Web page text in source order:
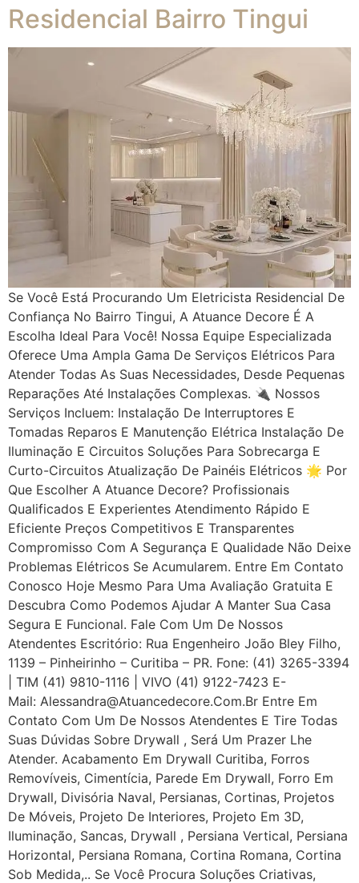
Residencial Bairro Tingui
Se Você Está Procurando Um Eletricista Residencial De
Confiança No Bairro Tingui, A Atuance Decore É A
Escolha Ideal Para Você! Nossa Equipe Especializada
Oferece Uma Ampla Gama De Serviços Elétricos Para
Atender Todas As Suas Necessidades, Desde Pequenas
Reparações Até Instalações Complexas. 🔌 Nossos
Serviços Incluem: Instalação De Interruptores E
Tomadas Reparos E Manutenção Elétrica Instalação De
Iluminação E Circuitos Soluções Para Sobrecarga E
Curto-Circuitos Atualização De Painéis Elétricos 🌟 Por
Que Escolher A Atuance Decore? Profissionais
Qualificados E Experientes Atendimento Rápido E
Eficiente Preços Competitivos E Transparentes
Compromisso Com A Segurança E Qualidade Não Deixe
Problemas Elétricos Se Acumularem. Entre Em Contato
Conosco Hoje Mesmo Para Uma Avaliação Gratuita E
Descubra Como Podemos Ajudar A Manter Sua Casa
Segura E Funcional. Fale Com Um De Nossos
Atendentes Escritório: Rua Engenheiro João Bley Filho,
1139 – Pinheirinho – Curitiba – PR. Fone: (41) 3265-3394
| TIM (41) 9810-1116 | VIVO (41) 9122-7423 E-
Mail: Alessandra@atuancedecore.com.br Entre Em
Contato Com Um De Nossos Atendentes E Tire Todas
Suas Dúvidas Sobre Drywall ‎, Será Um Prazer Lhe
Atender. Acabamento Em Drywall Curitiba, Forros
Removíveis, Cimentícia, Parede Em Drywall, Forro Em
Drywall, Divisória Naval, Persianas, Cortinas, Projetos
De Móveis, Projeto De Interiores, Projeto Em 3D,
Iluminação, Sancas, Drywall , Persiana Vertical, Persiana
Horizontal, Persiana Romana, Cortina Romana, Cortina
Sob Medida,.. Se Você Procura Soluções Criativas,